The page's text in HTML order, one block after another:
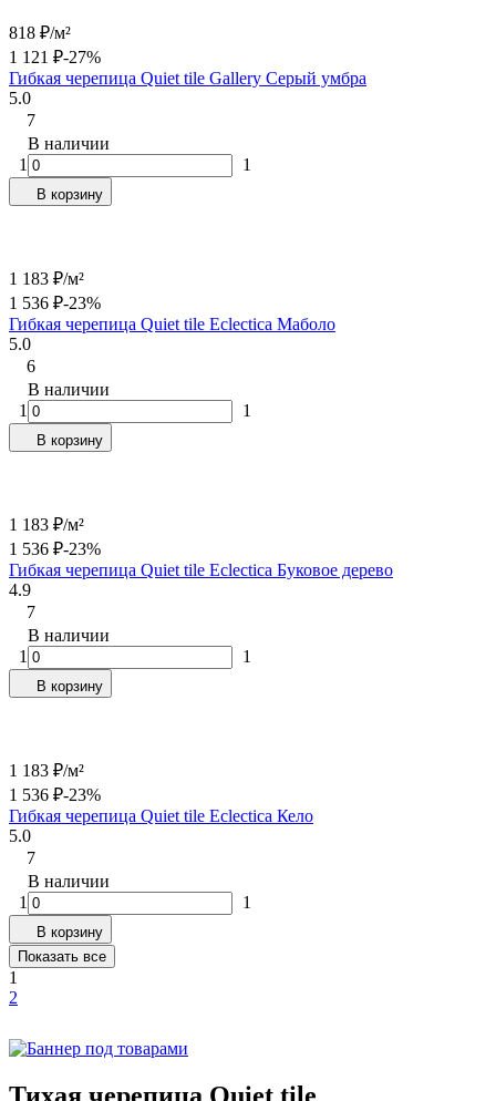
818 ₽/м²
1 121 ₽-27%
Гибкая черепица Quiet tile Gallery Серый умбра
5.0
7
В наличии
1
1
В корзину
1 183 ₽/м²
1 536 ₽-23%
Гибкая черепица Quiet tile Eclectica Маболо
5.0
6
В наличии
1
1
В корзину
1 183 ₽/м²
1 536 ₽-23%
Гибкая черепица Quiet tile Eclectica Буковое дерево
4.9
7
В наличии
1
1
В корзину
1 183 ₽/м²
1 536 ₽-23%
Гибкая черепица Quiet tile Eclectica Кело
5.0
7
В наличии
1
1
В корзину
Показать все
1
2
Тихая черепица Quiet tile